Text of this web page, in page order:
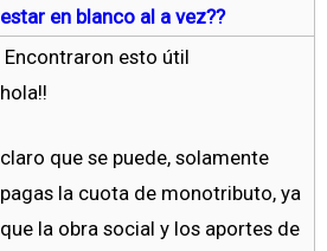
estar en blanco al a vez??
Encontraron esto útil
hola!!
claro que se puede, solamente
pagas la cuota de monotributo, ya
que la obra social y los aportes de